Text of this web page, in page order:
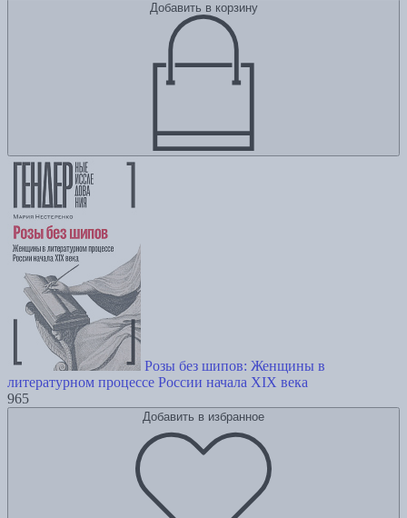
Добавить в корзину
Розы без шипов: Женщины в
литературном процессе России начала XIX века
965
Добавить в избранное